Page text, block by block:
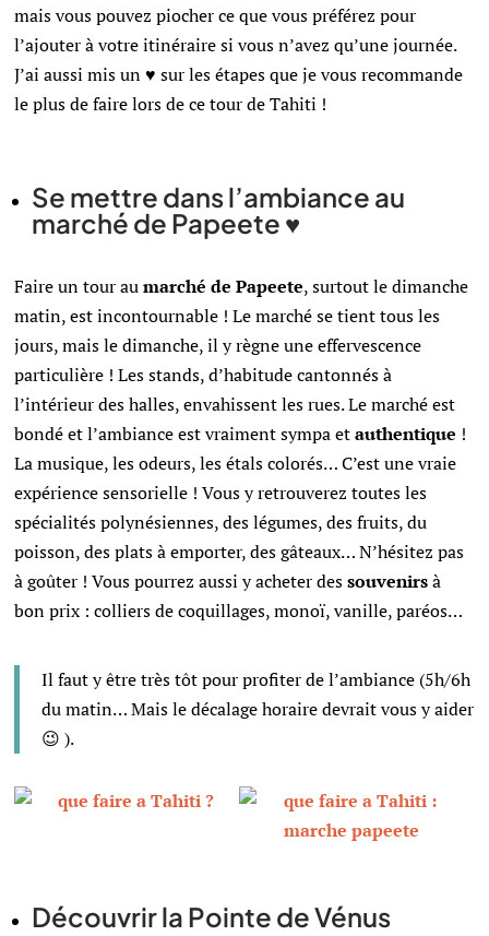
mais vous pouvez piocher ce que vous préférez pour
l’ajouter à votre itinéraire si vous n’avez qu’une journée.
J’ai aussi mis un ♥ sur les étapes que je vous recommande
le plus de faire lors de ce tour de Tahiti !
Se mettre dans l’ambiance au
marché de Papeete ♥
Faire un tour aumarché de Papeete, surtout le dimanche
matin, est incontournable ! Le marché se tient tous les
jours, mais le dimanche, il y règne une effervescence
particulière ! Les stands, d’habitude cantonnés à
l’intérieur des halles, envahissent les rues. Le marché est
bondé et l’ambiance est vraiment sympa etauthentique !
La musique, les odeurs, les étals colorés… C’est une vraie
expérience sensorielle ! Vous y retrouverez toutes les
spécialités polynésiennes, des légumes, des fruits, du
poisson, des plats à emporter, des gâteaux… N’hésitez pas
à goûter ! Vous pourrez aussi y acheter dessouvenirsà
bon prix : colliers de coquillages, monoï, vanille, paréos…
Il faut y être très tôt pour profiter de l’ambiance (5h/6h
du matin… Mais le décalage horaire devrait vous y aider
😉 ).
Découvrir la Pointe de Vénus